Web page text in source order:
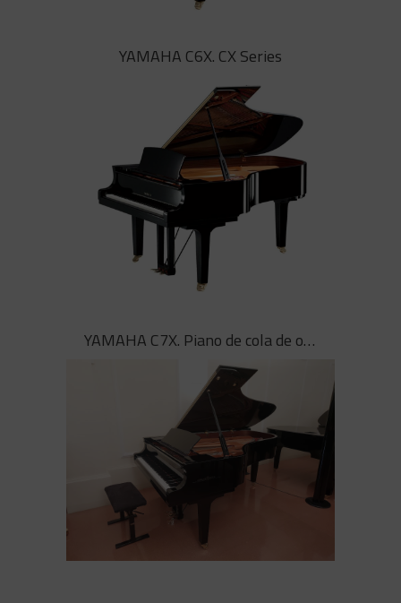
La voz del piano C5X de YAMAHA
posee una ilimitada capacidad
expresiva, acomodándose a la
melodía y revistiendo las notas de
una prodigiosa armonía
YAMAHA C6X. CX Series
YAMAHA C6X. CX Series
Potentes, con una enérgica
presencia, los pianos de la serie CX
de YAMAHA poseen una gran
resonancia, reproduciendo los más
delicados matices expresivos del
intérprete reflejados con
profundidad en la proyección de la
música
YAMAHA C7X. Piano de cola de ocasión